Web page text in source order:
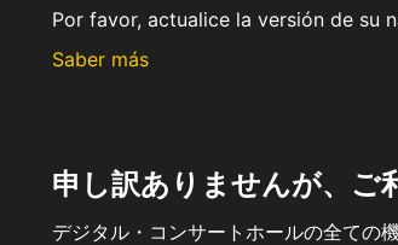
Por favor, actualice la versión de su
Saber más
申し訳ありませんが、ご
デジタル・コンサートホールの全ての